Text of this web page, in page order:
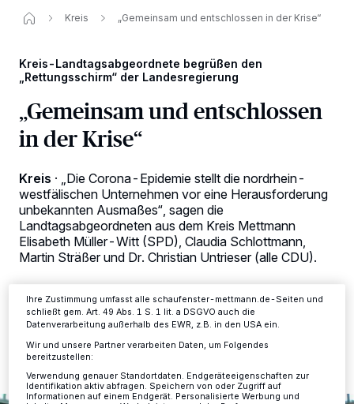
Kreis „Gemeinsam und entschlossen in der Krise“
Kreis-Landtagsabgeordnete begrüßen den
„Rettungsschirm“ der Landesregierung
„Gemeinsam und entschlossen
in der Krise“
Kreis · „Die Corona-Epidemie stellt die nordrhein-
westfälischen Unternehmen vor eine Herausforderung
unbekannten Ausmaßes“, sagen die
Landtagsabgeordneten aus dem Kreis Mettmann
Elisabeth Müller-Witt (SPD), Claudia Schlottmann,
Martin Sträßer und Dr. Christian Untrieser (alle CDU).
26.03.2020 , 13:24 Uhr Eine Minute Lesezeit
Wir und unsere 218 -Partner speichern und greifen auf
Tracking-Technologien für die unter „Wir und unsere Partner
verarbeiten Daten, um Ihnen Dienste bereitzustellen“ aufgeführten
Zwecke. Wenn Tracker deaktiviert sind, sind manche Inhalte und
Anzeigen möglicherweise nicht mehr so relevant für Sie. Sie können
dieses Menü jederzeit wieder aufrufen, um Ihre Einstellungen zu
ändern oder Ihre Einwilligung zu widerrufen, indem Sie auf den Link
Einstellungen oder Ablehnen am unteren Rand der Webseite klicken.
Ihre Einstellungen gelten innerhalb unseres Website. Weitere
Ihre Zustimmung umfasst alle schaufenster-mettmann.de-Seiten und
schließt gem. Art. 49 Abs. 1 S. 1 lit. a DSGVO auch die
Datenverarbeitung außerhalb des EWR, z.B. in den USA ein.
Wir und unsere Partner verarbeiten Daten, um Folgendes
bereitzustellen:
Verwendung genauer Standortdaten. Endgeräteeigenschaften zur
Identifikation aktiv abfragen. Speichern von oder Zugriff auf
Informationen auf einem Endgerät. Personalisierte Werbung und